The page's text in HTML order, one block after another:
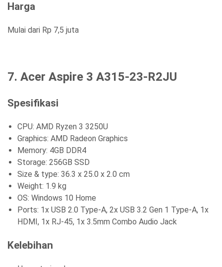
Harga
Mulai dari Rp 7,5 juta
7. Acer Aspire 3 A315-23-R2JU
Spesifikasi
CPU: AMD Ryzen 3 3250U
Graphics: AMD Radeon Graphics
Memory: 4GB DDR4
Storage: 256GB SSD
Size & type: 36.3 x 25.0 x 2.0 cm
Weight: 1.9 kg
OS: Windows 10 Home
Ports: 1x USB 2.0 Type-A, 2x USB 3.2 Gen 1 Type-A, 1x
HDMI, 1x RJ-45, 1x 3.5mm Combo Audio Jack
Kelebihan